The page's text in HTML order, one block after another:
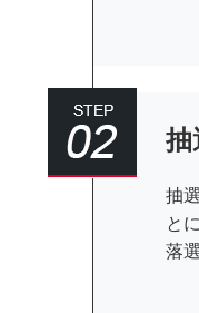
抽
抽
と
落